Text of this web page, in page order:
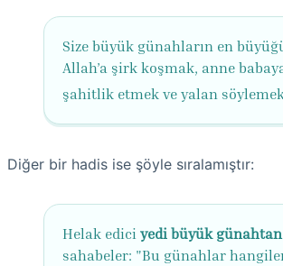
Size büyük günahların en
Allah’a şirk koşmak, anne
şahitlik etmek ve yalan
Diğer bir hadis ise şöyle sıralamıştır:
Helak edici yedi büyük günahtan
sahabeler: "Bu günahlar